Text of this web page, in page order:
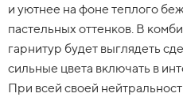
и уютнее на фоне теплого
пастельных оттенков. В
гарнитур будет выглядеть
сильные цвета включать в
При всей своей